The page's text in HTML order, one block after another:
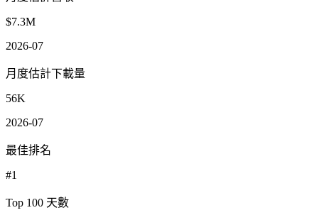
$7.3M
2026-07
月度估計下載量
56K
2026-07
最佳排名
#1
Top 100 天數